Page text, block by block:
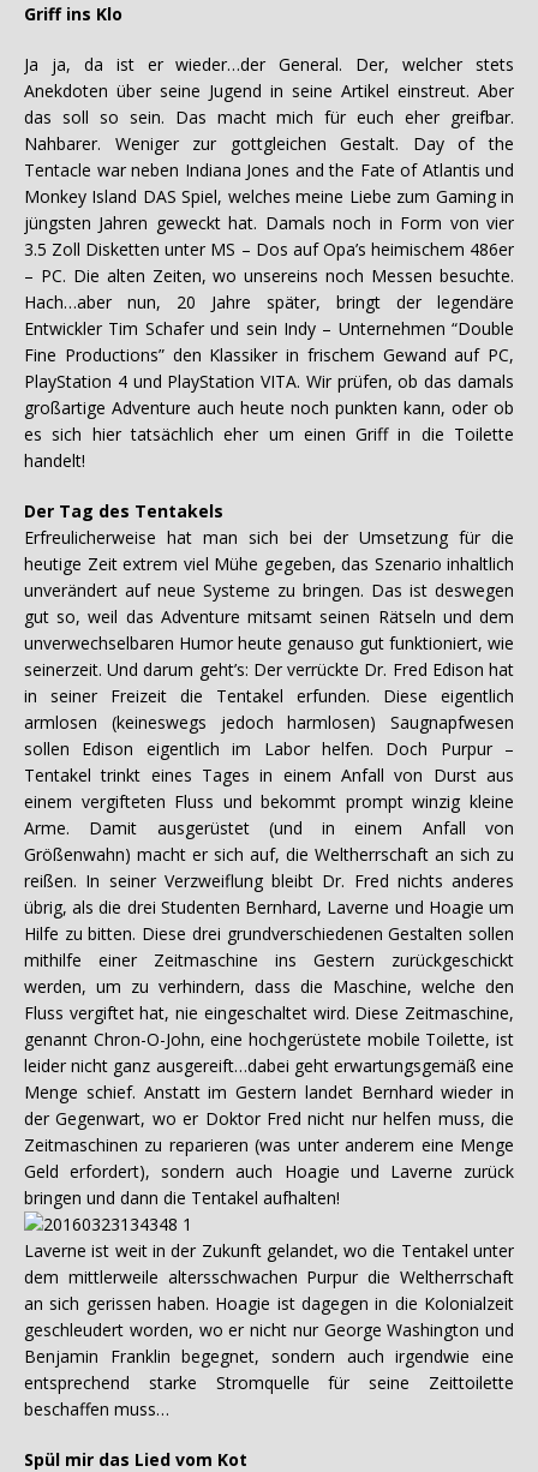
Griff ins Klo
Ja ja, da ist er wieder…der General. Der, welcher stets
Anekdoten über seine Jugend in seine Artikel einstreut. Aber
das soll so sein. Das macht mich für euch eher greifbar.
Nahbarer. Weniger zur gottgleichen Gestalt. Day of the
Tentacle war neben Indiana Jones and the Fate of Atlantis und
Monkey Island DAS Spiel, welches meine Liebe zum Gaming in
jüngsten Jahren geweckt hat. Damals noch in Form von vier
3.5 Zoll Disketten unter MS – Dos auf Opa’s heimischem 486er
– PC. Die alten Zeiten, wo unsereins noch Messen besuchte.
Hach…aber nun, 20 Jahre später, bringt der legendäre
Entwickler Tim Schafer und sein Indy – Unternehmen “Double
Fine Productions” den Klassiker in frischem Gewand auf PC,
PlayStation 4 und PlayStation VITA. Wir prüfen, ob das damals
großartige Adventure auch heute noch punkten kann, oder ob
es sich hier tatsächlich eher um einen Griff in die Toilette
handelt!
Der Tag des Tentakels
Erfreulicherweise hat man sich bei der Umsetzung für die
heutige Zeit extrem viel Mühe gegeben, das Szenario inhaltlich
unverändert auf neue Systeme zu bringen. Das ist deswegen
gut so, weil das Adventure mitsamt seinen Rätseln und dem
unverwechselbaren Humor heute genauso gut funktioniert, wie
seinerzeit. Und darum geht’s: Der verrückte Dr. Fred Edison hat
in seiner Freizeit die Tentakel erfunden. Diese eigentlich
armlosen (keineswegs jedoch harmlosen) Saugnapfwesen
sollen Edison eigentlich im Labor helfen. Doch Purpur –
Tentakel trinkt eines Tages in einem Anfall von Durst aus
einem vergifteten Fluss und bekommt prompt winzig kleine
Arme. Damit ausgerüstet (und in einem Anfall von
Größenwahn) macht er sich auf, die Weltherrschaft an sich zu
reißen. In seiner Verzweiflung bleibt Dr. Fred nichts anderes
übrig, als die drei Studenten Bernhard, Laverne und Hoagie um
Hilfe zu bitten. Diese drei grundverschiedenen Gestalten sollen
mithilfe einer Zeitmaschine ins Gestern zurückgeschickt
werden, um zu verhindern, dass die Maschine, welche den
Fluss vergiftet hat, nie eingeschaltet wird. Diese Zeitmaschine,
genannt Chron-O-John, eine hochgerüstete mobile Toilette, ist
leider nicht ganz ausgereift…dabei geht erwartungsgemäß eine
Menge schief. Anstatt im Gestern landet Bernhard wieder in
der Gegenwart, wo er Doktor Fred nicht nur helfen muss, die
Zeitmaschinen zu reparieren (was unter anderem eine Menge
Geld erfordert), sondern auch Hoagie und Laverne zurück
bringen und dann die Tentakel aufhalten!
Laverne ist weit in der Zukunft gelandet, wo die Tentakel unter
dem mittlerweile altersschwachen Purpur die Weltherrschaft
an sich gerissen haben. Hoagie ist dagegen in die Kolonialzeit
geschleudert worden, wo er nicht nur George Washington und
Benjamin Franklin begegnet, sondern auch irgendwie eine
entsprechend starke Stromquelle für seine Zeittoilette
beschaffen muss…
Spül mir das Lied vom Kot